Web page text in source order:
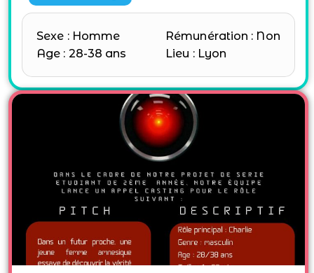
Sexe : Homme
Age : 28-38 ans
Rémunération : Non
Lieu : Lyon